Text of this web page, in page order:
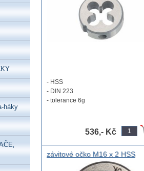
- HSS
- DIN 223
- tolerance 6g
536,- Kč
závitové očko M16 x 2 HSS
háky